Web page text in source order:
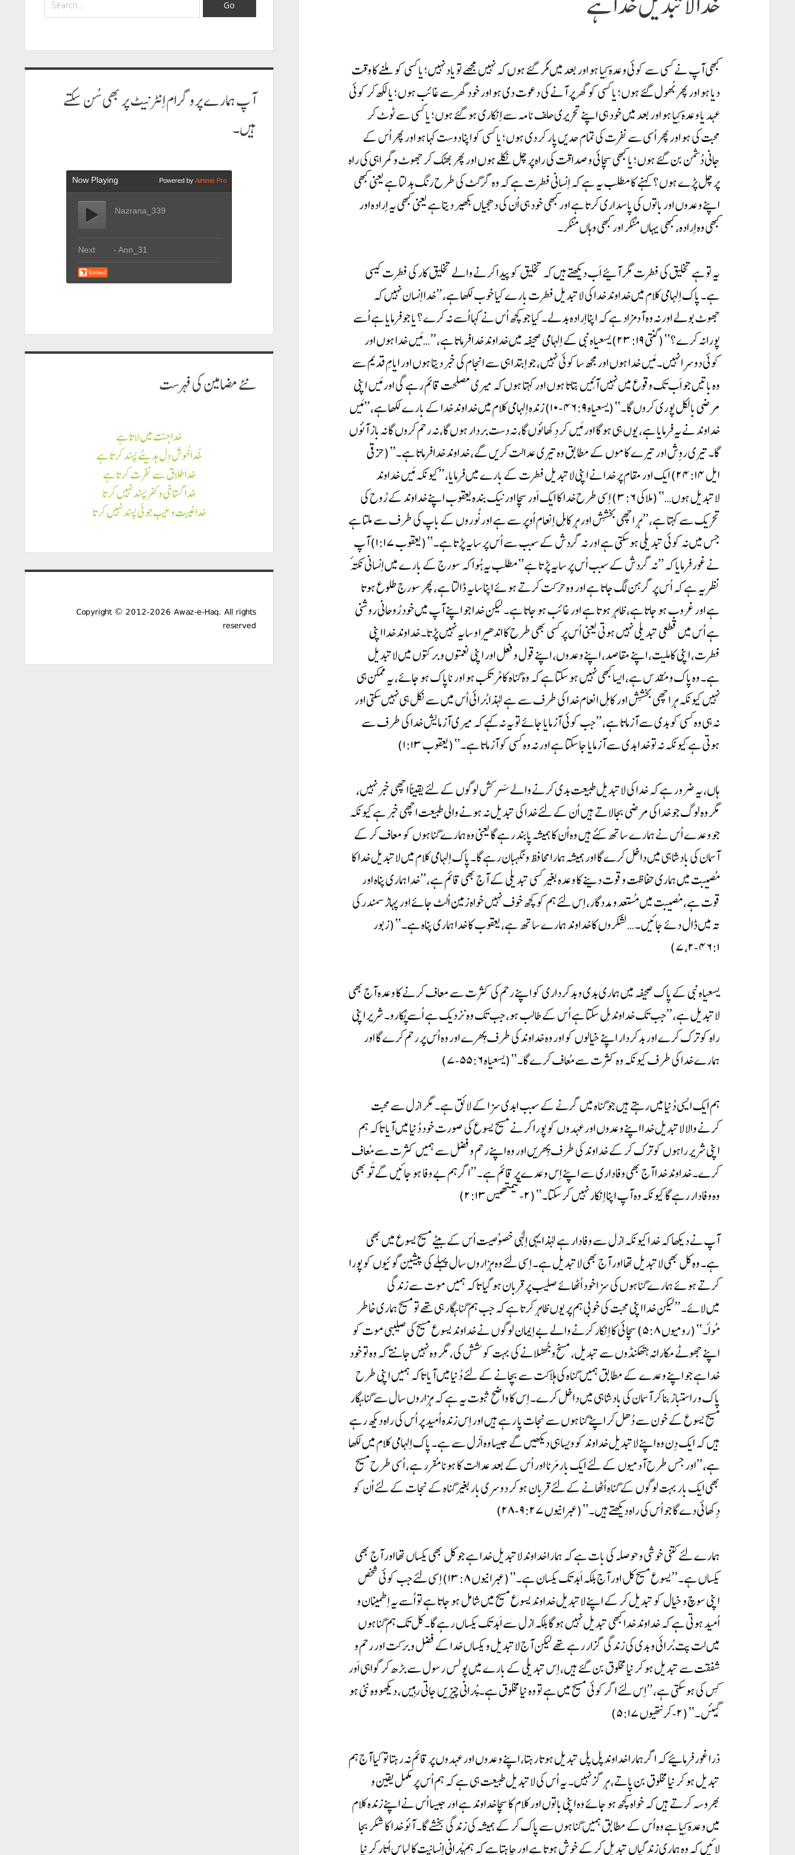
کبھی آپ نے کسی سے کوئی وعدہ کِیا ہو اور بعد میں مُکر گئے ہوں کہ نہیں مجھے تو یاد نہیں؛ یا کسی کو ملنے کا وقت
دیا ہو اور پھر بُھول گئے ہوں؛ یا کسی کو گھر پر آنے کی دعوت دی ہو اور خود گھر سے غائب ہوں؛ یا لکھ کر کوئی
عہد یا وعدہ کِیا ہو اور بعد میں خود ہی اپنے تحریری حلف نامہ سے اِنکاری ہو گئے ہوں؛ یا کسی سے ٹوٹ کر
محبت کی ہو اور پھر اُسی سے نفرت کی تمام حدیں پار کر دی ہوں؛ یا کسی کو اپنا دوست کہا ہو اور پھر اُس کے
جانی دُشمن بن گئے ہوں؛ یا کبھی سچائی و صداقت کی راہ پر چل نکلے ہوں اور پھر بھٹک کر جھوٹ و گمراہی کی راہ
پر چل پڑے ہوں؟ کہنے کا مطلب یہ ہے کہ اِنسانی فطرت ہے کہ وہ گرگٹ کی طرح رنگ بدلتا ہے یعنی کبھی
اپنے وعدوں اور باتوں کی پاسداری کرتا ہے اور کبھی خود ہی اُن کی دھجیاں بکھیر دیتا ہے یعنی کبھی یہ اِرادہ اور
کبھی وہ اِرادہ، کبھی یہاں مُنکر اور کبھی وہاں مُنکر۔
یہ تو ہے تخلیق کی فطرت مگر آئیے اَب دیکھتے ہیں کہ تخلیق کو پیدا کرنے والے تخلیق کار کی فطرت کیسی
ہے۔ پاک اِلہامی کلام میں خداوند خدا کی لاتبدیل فطرت بارے کیا خوب لکھا ہے، ’’خدا اِنسان نہیں کہ
جھوٹ بولے اور نہ وہ آدمزاد ہے کہ اپنا اِرادہ بدلے۔ کیا جو کچھ اُس نے کہا اُسے نہ کرے؟ یا جو فرمایا ہے اُسے
پورا نہ کرے؟‘‘ (گنتی ۲۳:۱۹) یسعیاہ نبی کے اِلہامی صحیفہ میں خداوند خدا فرماتا ہے، ’’…مَیں خدا ہوں اور
کوئی دوسرا نہیں۔ مَیں خدا ہوں اور مجھ سا کوئی نہیں، جو اِبتدا ہی سے انجام کی خبر دیتا ہوں اور ایامِ قدیم سے
وہ باتیں جو اَب تک وقوع میں نہیں آئِیں بتاتا ہوں اور کہتا ہوں کہ میری مصلحت قائم رہے گی اور مَیں اپنی
مرضی بالکل پوری کروں گا۔‘‘ (یسعیاہ ۴۶:۹-۱۰) زندہ اِلہامی کلام میں خداوند خدا کے بارے لکھا ہے، ’’مَیں
خداوند نے یہ فرمایا ہے، یوں ہی ہو گا اور مَیں کر دِکھائوں گا، نہ دست بردار ہوں گا، نہ رحم کروں گا نہ باز آئوں
گا۔ تیری روِش اور تیرے کاموں کے مطابق وہ تیری عدالت کریں گے، خداوند خدا فرماتا ہے۔‘‘ (حزقی
ایل ۲۴:۱۴) ایک اور مقام پر خدا نے اپنی لاتبدیل فطرت کے بارے میں فرمایا، ’’کیونکہ مَیں خداوند
لاتبدیل ہوں…‘‘ (ملاکی ۳:۶) اِسی طرح خدا کا ایک اَور سچا اور نیک بندہ یعقوب اپنے خداوند کے رُوح کی
تحریک سے کہتا ہے، ’’ہر اچھی بخشِش اور ہر کامِل اِنعام اُوپر سے ہے اور نُوروں کے باپ کی طرف سے ملتا ہے
جس میں نہ کوئی تبدیلی ہو سکتی ہے اور نہ گردش کے سبب سے اُس پر سایہ پڑتا ہے۔‘‘ (یعقوب ۱:۱۷) آپ
نے غور فرمایا کہ ’’نہ گردش کے سبب اُس پر سایہ پڑتا ہے‘‘ مطلب یہ ہُوا کہ سورج کے بارے میں اِنسانی نکتہٴ
نظر یہ ہے کہ اُس پر گرہن لگ جاتا ہے اور وہ حرکت کرتے ہوئے اپنا سایہ ڈالتا ہے، پھر سورج طلوع ہوتا
ہے اور غروب ہو جاتا ہے، ظاہر ہوتا ہے اور غائب ہو جاتا ہے۔ لیکن خدا جو اپنے آپ میں خود رُوحانی روشنی
ہے اُس میں قطعی تبدیلی نہیں ہوتی یعنی اُس پر کسی بھی طرح کا اندھیرا و سایہ نہیں پڑتا۔ خداوند خدا اپنی
فطرت، اپنی کاملیت، اپنے مقاصد، اپنے وعدوں، اپنے قول و فعل اور اپنی نعمتوں و برکتوں میں لاتبدیل
ہے۔ وہ پاک و مُقدس ہے، ایسا کبھی نہیں ہو سکتا ہے کہ وہ گناہ کا مُرتکب ہو اور ناپاک ہو جائے، یہ ممکن ہی
نہیں کیونکہ ہر اچھی بخشِش اور کامِل انعام خدا کی طرف سے ہے لہذا بُرائی اُس میں سے نکل ہی نہیں سکتی اور
نہ ہی وہ کسی کو بدی سے آزماتا ہے، ’’جب کوئی آزمایا جائے تو یہ نہ کہے کہ میری آزمایش خدا کی طرف سے
ہوتی ہے کیونکہ نہ تو خدا بدی سے آزمایا جا سکتا ہے اور نہ وہ کسی کو آزماتا ہے۔‘‘ (یعقوب ۱:۱۳)
ہاں، یہ ضرور ہے کہ خدا کی لاتبدیل طبیعت بدی کرنے والے سَرکش لوگوں کے لئے یقیناً اچھی خبر نہیں،
مگر وہ لوگ جو خدا کی مرضی بجا لاتے ہیں اُن کے لئے خدا کی تبدیل نہ ہونے والی طبیعت اچھی خبر ہے کیونکہ
جو وعدے اُس نے ہمارے ساتھ کِئے ہیں وہ اُن کا ہمیشہ پابند رہے گا یعنی وہ ہمارے گناہوں کو معاف کر کے
آسمان کی بادشاہی میں داخل کرے گا اور ہمیشہ ہمارا محافظ و نگہبان رہے گا۔ پاک اِلہامی کلام میں لاتبدیل خدا کا
مُصیبت میں ہماری حفاظت و قوت دینے کا وعدہ بغیر کسی تبدیلی کے آج بھی قائم ہے، ’’خدا ہماری پناہ اور
قوت ہے، مُصیبت میں مُستعد و مددگار، اِس لئے ہم کو کچھ خوف نہیں خواہ زمین اُلٹ جائے اور پہاڑ سمندر کی
تہ میں ڈال دئے جائیں۔ …لشکروں کا خداوند ہمارے ساتھ ہے، یعقوب کا خدا ہماری پناہ ہے۔‘‘ (زبور
۴۶:۱-۲، ۷)
یسعیاہ نبی کے پاک صحیفہ میں ہماری بدی و بدکرداری کو اپنے رحم کی کثرت سے معاف کرنے کا وعدہ آج بھی
لاتبدیل ہے، ’’جب تک خداوند مِل سکتا ہے اُس کے طالب ہو، جب تک وہ نزدیک ہے اُسے پُکارو۔ شریر اپنی
راہ کو ترک کرے اور بدکردار اپنے خیالوں کو اور وہ خداوند کی طرف پِھرے اور وہ اُس پر رحم کرے گا اور
ہمارے خدا کی طرف کیونکہ وہ کثرت سے مُعاف کرے گا۔‘‘ (یسعیاہ ۵۵:۶-۷)
ہم ایک ایسی دُنیا میں رہتے ہیں جو گناہ میں گرنے کے سبب ابدی سزا کے لائق ہے۔ مگر ازل سے محبت
کرنے والا لاتبدیل خدا اپنے وعدوں اور عہدوں کو پورا کرنے مسیح یسوع کی صورت خود دُنیا میں آیا تاکہ ہم
اپنی شریر راہوں کو ترک کر کے خداوند کی طرف پِھریں اور وہ اپنے رحم و فضل سے ہمیں کثرت سے مُعاف
کرے۔ خداوند خدا آج بھی وفاداری سے اپنے اِس وعدے پر قائم ہے۔ ’’اگر ہم بے وفا ہو جائیں گے تَو بھی
وہ وفادار رہے گا کیونکہ وہ آپ اپنا اِنکار نہیں کر سکتا۔‘‘ (۲-تیمتھیس۲:۱۳)
آپ نے دیکھا کہ خدا کیونکہ ازل سے وفادار ہے لہذا یہی اِلٰہی خصوُصیت اُس کے بیٹے مسیح یسوع میں بھی
ہے۔ وہ کل بھی لاتبدیل تھا اور آج بھی لاتبدیل ہے۔ اِسی لئے وہ ہزاروں سال پہلے کی پیشین گوئیوں کو پورا
کرتے ہوئے ہمارے گناہوں کی سزا خود اُٹھائے صلیب پر قربان ہو گیا تاکہ ہمیں موت سے زندگی
میں لائے۔ ’’لیکن خدا اپنی محبت کی خوبی ہم پر یوں ظاہر کرتا ہے کہ جب ہم گناہگار ہی تھے تو مسیح ہماری خاطر
مُواٴ۔‘‘ (رومیوں ۵:۸) سچائی کا اِنکار کرنے والے بے اِیمان لوگوں نے خداوند یسوع مسیح کی صلیبی موت کو
اپنے جھوٹے مکارانہ ہتھکنڈوں سے تبدیل، مسخ و جُھٹلانے کی بہت کوشش کی، مگر وہ نہیں جانتے کہ وہ تو خود
خدا ہے جو اپنے وعدے کے مطابق ہمیں گناہ کی ہلاکت سے بچانے کے لئے دُنیا میں آیا تاکہ ہمیں اپنی طرح
پاک و راستباز بنا کر آسمان کی بادشاہی میں داخل کرے۔ اِس کا واضح ثبوت یہ ہے کہ ہزاروں سال سے گناہگار
مسیح یسوع کے خون سے دُھل کر اپنے گناہوں سے نجات پا رہے ہیں اور اِس زندہ اُمید پر اُس کی راہ دیکھ رہے
ہیں کہ ایک دِن وہ اپنے لاتبدیل خداوند کو ویسا ہی دیکھیں گے جیسا وہ اَزل سے ہے۔ پاک اِلہامی کلام میں لکھا
ہے، ’’اور جس طرح آدمیوں کے لئے ایک بار مَرنا اور اُس کے بعد عدالت کا ہونا مُقرر ہے، اُسی طرح مسیح
بھی ایک بار بہت لوگوں کے گناہ اُٹھانے کے لئے قربان ہو کر دوسری بار بغیر گناہ کے نجات کے لئے اُن کو
دِکھائی دے گا جو اُس کی راہ دیکھتے ہیں۔‘‘ (عبرانیوں ۹:۲۷-۲۸)
ہمارے لئے کتنی خوشی و حوصلہ کی بات ہے کہ ہمارا خداوند لاتبدیل خدا ہے جو کل بھی یکساں تھا اور آج بھی
یکساں ہے۔ ’’یسوع مسیح کل اور آج بلکہ اَبد تک یکسان ہے۔‘‘ (عبرانیوں ۱۳:۸) اِسی لئے جب کوئی شخص
اپنی سوچ و خیال کو تبدیل کر کے اپنے لاتبدیل خداوند یسوع مسیح میں شامل ہو جاتا ہے تو اُسے یہ اِطمینان و
اُمید ہوتی ہے کہ خداوند خدا کبھی تبدیل نہیں ہو گا بلکہ ازل سے اَبد تک یکساں رہے گا۔ کل تک ہم گناہوں
میں لت پت بُرائی و بدی کی زندگی گزار رہے تھے لیکن آج لاتبدیل و یکساں خدا کے فضل و برکت اور رحم و
شفقت سے تبدیل ہو کر نیا مخلوق بن گئے ہیں، اِس تبدیلی کے بارے میں پولس رسول سے بڑھ کر گواہی اَور
کِس کی ہو سکتی ہے، ’’اِس لئے اگر کوئی مسیح میں ہے تو وہ نیا مخلوق ہے۔ پُرانی چیزیں جاتی رہِیں، دیکھو وہ نئی ہو
گِیئں۔‘‘ (۲-کرنتھیوں ۵:۱۷)
ذرا غور فرمائیے کہ اگر ہمارا خداوند پل پل تبدیل ہوتا رہتا، اپنے وعدوں اور عہدوں پر قائم نہ رہتا تو کیا آج ہم
تبدیل ہو کر نیا مخلوق بن پاتے، ہر گز نہیں۔ یہ اُس کی لاتبدیل طبیعت ہی ہے کہ ہم اُس پر مکمل یقین و
بھروسہ کرتے ہیں کہ خواہ کچھ ہو جائے وہ اپنی باتوں اور کلام کا سچا خداوند ہے اور جیسا اُس نے اپنے زندہ کلام
میں وعدہ کِیا ہے وہ اُس کے مطابق ہمیں گناہوں سے پاک کر کے ہمیشہ کی زندگی بخشے گا۔ آئو خدا کا شکر بجا
لائیں کہ وہ ہماری زندگیاں تبدیل کر کے خوش ہوتا ہے اور چاہتا ہے کہ ہم پُرانی اِنسانیت کا لباس اُتار کر نیا
آپ ہمارے پروگرام اِنٹرنیٹ پر بھی سُن سکتے
ہیں۔
نئے مضامين كى فہرست
خدا جنت میں لاتا ہے
خُدا خُوش دِل ہدیئے پسند کرتا ہے
خدا طلاق سے نفرت کرتا ہے
خدا گستاخی و کفر پسند نہیں کرتا
خدا غیبت و عیب جوئی پسند نہیں کرتا
Copyright © 2012-2026 Awaz-e-Haq. All rights
reserved